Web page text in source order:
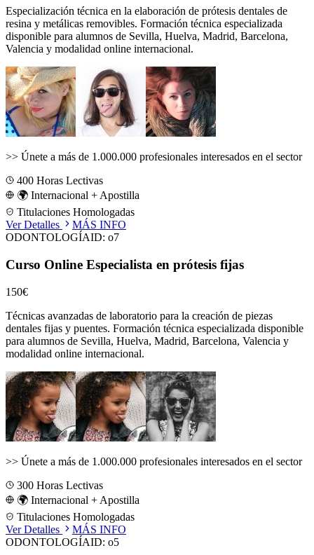
Especialización técnica en la elaboración de prótesis dentales de
resina y metálicas removibles. Formación técnica especializada
disponible para alumnos de Sevilla, Huelva, Madrid, Barcelona,
Valencia y modalidad online internacional.
>> Únete a más de 1.000.000 profesionales interesados en el sector
400 Horas Lectivas
🌍 Internacional + Apostilla
Titulaciones Homologadas
Ver Detalles
MÁS INFO
ODONTOLOGÍAID: o7
Curso Online Especialista en prótesis fijas
150€
Técnicas avanzadas de laboratorio para la creación de piezas
dentales fijas y puentes. Formación técnica especializada disponible
para alumnos de Sevilla, Huelva, Madrid, Barcelona, Valencia y
modalidad online internacional.
>> Únete a más de 1.000.000 profesionales interesados en el sector
300 Horas Lectivas
🌍 Internacional + Apostilla
Titulaciones Homologadas
Ver Detalles
MÁS INFO
ODONTOLOGÍAID: o5